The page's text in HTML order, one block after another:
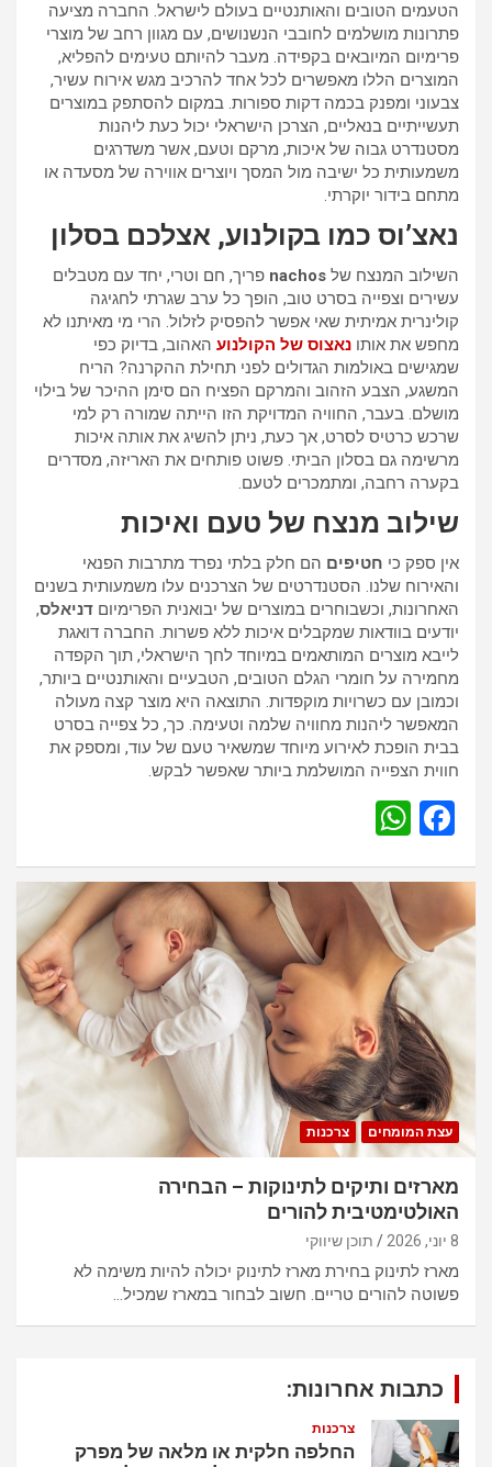
הטעמים הטובים והאותנטיים בעולם לישראל. החברה מציעה
פתרונות מושלמים לחובבי הנשנושים, עם מגוון רחב של מוצרי
פרימיום המיובאים בקפידה. מעבר להיותם טעימים להפליא,
המוצרים הללו מאפשרים לכל אחד להרכיב מגש אירוח עשיר,
צבעוני ומפנק בכמה דקות ספורות. במקום להסתפק במוצרים
תעשייתיים בנאליים, הצרכן הישראלי יכול כעת ליהנות
מסטנדרט גבוה של איכות, מרקם וטעם, אשר משדרגים
משמעותית כל ישיבה מול המסך ויוצרים אווירה של מסעדה או
מתחם בידור יוקרתי.
נאצ’וס כמו בקולנוע, אצלכם בסלון
השילוב המנצח של nachos פריך, חם וטרי, יחד עם מטבלים
עשירים וצפייה בסרט טוב, הופך כל ערב שגרתי לחגיגה
קולינרית אמיתית שאי אפשר להפסיק לזלול. הרי מי מאיתנו לא
מחפש את אותו נאצוס של הקולנוע האהוב, בדיוק כפי
שמגישים באולמות הגדולים לפני תחילת ההקרנה? הריח
המשגע, הצבע הזהוב והמרקם הפציח הם סימן ההיכר של בילוי
מושלם. בעבר, החוויה המדויקת הזו הייתה שמורה רק למי
שרכש כרטיס לסרט, אך כעת, ניתן להשיג את אותה איכות
מרשימה גם בסלון הביתי. פשוט פותחים את האריזה, מסדרים
בקערה רחבה, ומתמכרים לטעם.
שילוב מנצח של טעם ואיכות
אין ספק כי חטיפים הם חלק בלתי נפרד מתרבות הפנאי
והאירוח שלנו. הסטנדרטים של הצרכנים עלו משמעותית בשנים
האחרונות, וכשבוחרים במוצרים של יבואנית הפרימיום דניאלס,
יודעים בוודאות שמקבלים איכות ללא פשרות. החברה דואגת
לייבא מוצרים המותאמים במיוחד לחך הישראלי, תוך הקפדה
מחמירה על חומרי הגלם הטובים, הטבעיים והאותנטיים ביותר,
וכמובן עם כשרויות מוקפדות. התוצאה היא מוצר קצה מעולה
המאפשר ליהנות מחוויה שלמה וטעימה. כך, כל צפייה בסרט
בבית הופכת לאירוע מיוחד שמשאיר טעם של עוד, ומספק את
חווית הצפייה המושלמת ביותר שאפשר לבקש.
F
ce
b
o
o
k
at
s
A
p
p
עצת המומחים צרכנות
מארזים ותיקים לתינוקות – הבחירה
האולטימטיבית להורים
8 יוני, 2026 תוכן שיווקי
מארז לתינוק בחירת מארז לתינוק יכולה להיות משימה לא
פשוטה להורים טריים. חשוב לבחור במארז שמכיל…
כתבות אחרונות:
צרכנות
החלפה חלקית או מלאה של מפרק